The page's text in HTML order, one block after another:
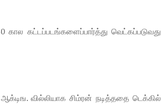
கட்டப்படங்களைப்பார்த்து வெட்கப்படுவது
வில்லியாக சிம்ரன் நடித்ததை டெக்கில்